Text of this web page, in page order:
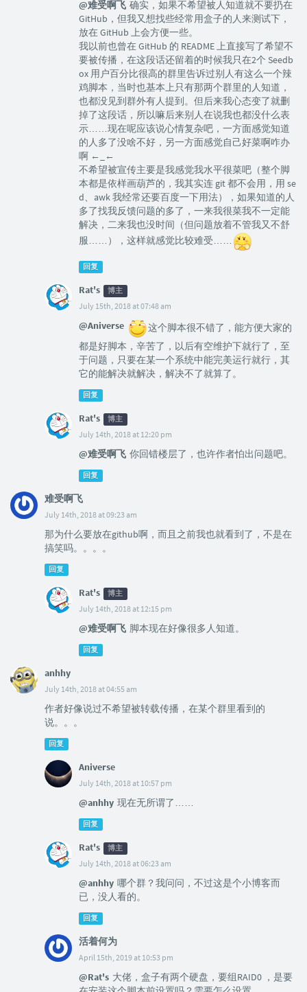
@难受啊飞 确实，如果不希望被人知道就不要扔在
GitHub，但我又想找些经常用盒子的人来测试下，
放在 GitHub 上会方便一些。
我以前也曾在 GitHub 的 README 上直接写了希望不
要被传播，在这段话还留着的时候我只在2个 Seedb
ox 用户百分比很高的群里告诉过别人有这么一个辣
鸡脚本，当时也基本上只有那两个群里的人知道，
也都没见到群外有人提到。但后来我心态变了就删
掉了这段话，所以嘛后来别人在说我也都没什么表
示……现在呢应该说心情复杂吧，一方面感觉知道
的人多了没啥不好，另一方面感觉自己好菜啊咋办
啊 ←_←
不希望被宣传主要是我感觉我水平很菜吧（整个脚
本都是依样画葫芦的，我其实连 git 都不会用，用 se
d、awk 我经常还要百度一下用法），如果知道的人
多了找我反馈问题的多了，一来我很菜我不一定能
解决，二来我也没时间（但问题放着不管我又不舒
服……），这样就感觉比较难受……
回复
Rat's 博主
July 15th, 2018 at 07:48 am
@Aniverse
这个脚本很不错了，能方便大家的
都是好脚本，辛苦了，以后有空维护下就行了，至
于问题，只要在某一个系统中能完美运行就行，其
它的能解决就解决，解决不了就算了。
回复
Rat's 博主
July 14th, 2018 at 12:20 pm
@难受啊飞 你回错楼层了，也许作者怕出问题吧。
回复
难受啊飞
July 14th, 2018 at 09:23 am
那为什么要放在github啊，而且之前我也就看到了，不是在
搞笑吗。。。。
回复
Rat's 博主
July 14th, 2018 at 12:15 pm
@难受啊飞 脚本现在好像很多人知道。
回复
anhhy
July 14th, 2018 at 04:55 am
作者好像说过不希望被转载传播，在某个群里看到的
说。。。
回复
Aniverse
July 14th, 2018 at 10:57 pm
@anhhy 现在无所谓了……
回复
Rat's 博主
July 14th, 2018 at 06:23 am
@anhhy 哪个群？我问问，不过这是个小博客而
已，没人看的。
回复
活着何为
April 15th, 2019 at 10:53 pm
@Rat's 大佬，盒子有两个硬盘，要组RAID0 ，是要